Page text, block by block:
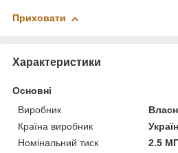
Приховати
Характеристики
Основні
Виробник
Країна виробник
Номінальний тиск
2.5